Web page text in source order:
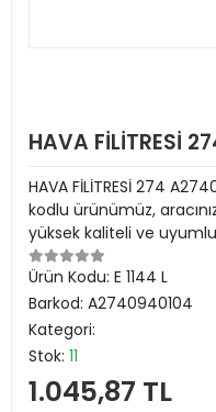
HAVA FİLİTRESİ
HAVA FİLİTRESİ 274
kodlu ürünümüz,
yüksek kaliteli ve
Ürün Kodu: E 1144 L
Barkod: A2740940104
Kategori:
Stok: 11
1.045,87 TL